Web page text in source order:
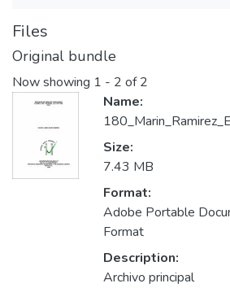
Files
Original bundle
Now showing 1 - 2 of 2
Name:
Size:
7.43 MB
Format:
Adobe Portable
Format
Description:
Archivo principal